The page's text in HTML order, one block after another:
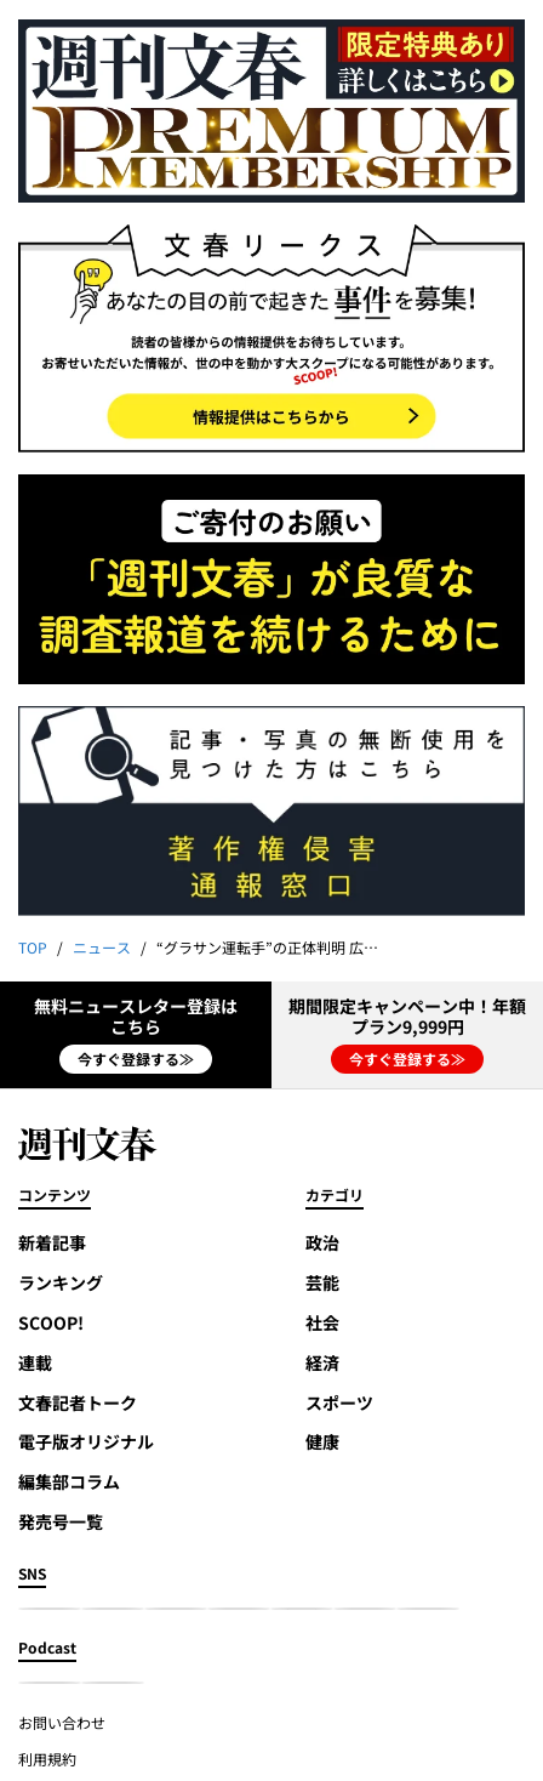
TOP ニュース “グラサン運転手”の正体判明 広末涼子（44）の緊迫病棟24時
無料ニュースレター登録は
こちら
今すぐ登録する≫
期間限定キャンペーン中！年額
プラン9,999円
今すぐ登録する≫
コンテンツ
新着記事
ランキング
SCOOP!
連載
文春記者トーク
電子版オリジナル
編集部コラム
発売号一覧
カテゴリ
政治
芸能
社会
経済
スポーツ
健康
SNS
Podcast
お問い合わせ
利用規約